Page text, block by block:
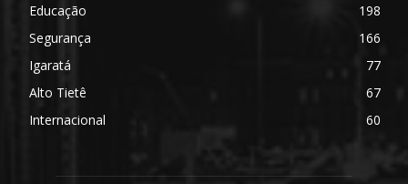
Educação
198
Segurança
166
Igaratá
77
Alto Tietê
67
Internacional
60